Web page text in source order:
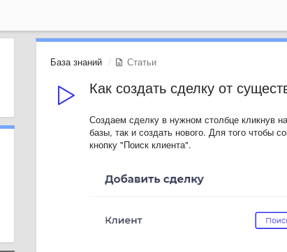
База знаний Статьи
Как создать сделку от
Создаем сделку в нужном столбце кликнув
базы, так и создать нового. Для того чтобы
кнопку "Поиск клиента".